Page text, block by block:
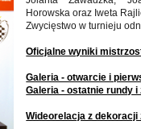
Horowska oraz Iweta
Zwycięstwo w turnieju
Oficjalne wyniki
Galeria - otwarcie i
Galeria - ostatnie rundy
Wideorelacja z